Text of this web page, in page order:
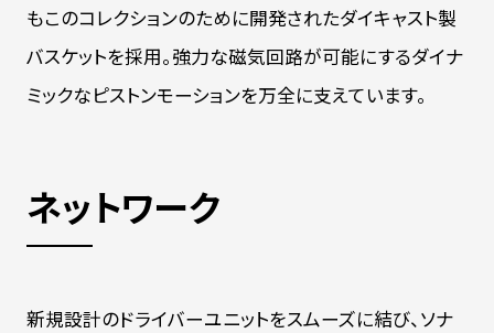
もこのコレクションのために開発されたダイキャスト製
バスケットを採用。強力な磁気回路が可能にするダイナ
ミックなピストンモーションを万全に支えています。
ネットワーク
新規設計のドライバーユニットをスムーズに結び、ソナ